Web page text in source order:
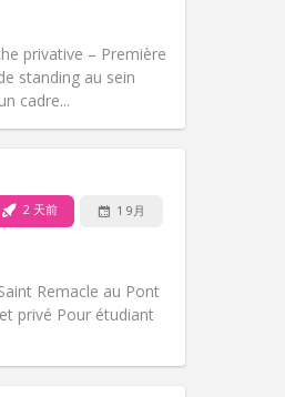
privative – Première
standing au sein
cadre...
2 天前 1 9月
Remacle au Pont
privé Pour étudiant